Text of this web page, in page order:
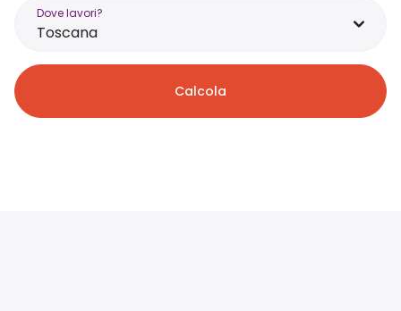
Dove lavori?
Toscana
Calcola